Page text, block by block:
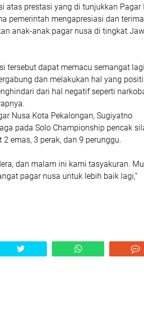
atas prestasi yang di tunjukkan Pagar
pemerintah mengapresiasi dan terima
anak-anak pagar nusa di tingkat
tersebut dapat memacu semangat
dan melakukan hal yang
dari hal negatif seperti
Nusa Kota Pekalongan, Sugiyatno
pada Solo Championship pencak
emas, 3 perak, dan 9 perunggu.
dan malam ini kami tasyakuran.
pagar nusa untuk lebih baik lagi,”